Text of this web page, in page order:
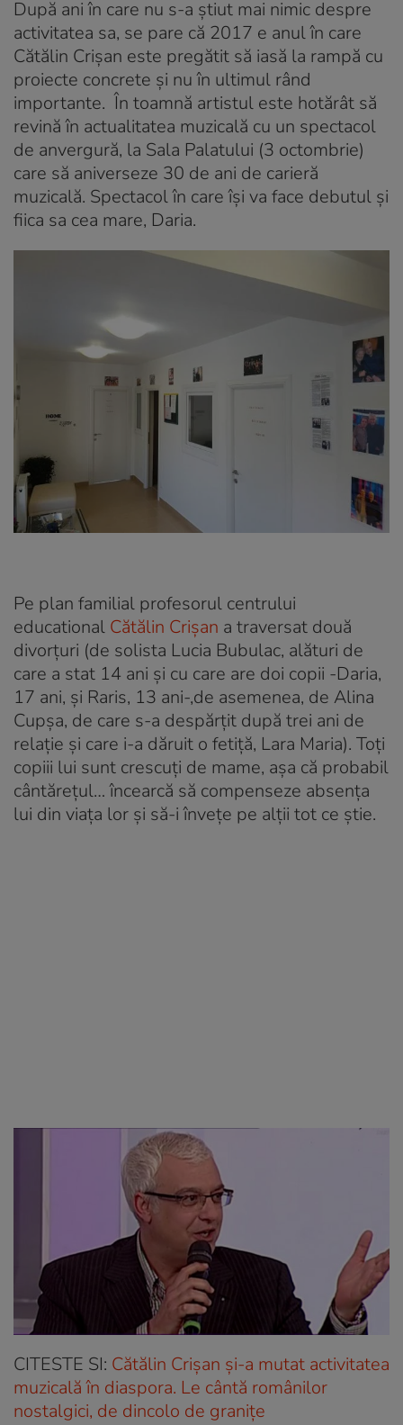
După ani în care nu s-a știut mai nimic despre
activitatea sa, se pare că 2017 e anul în care
Cătălin Crișan este pregătit să iasă la rampă cu
proiecte concrete și nu în ultimul rând
importante. În toamnă artistul este hotărât să
revină în actualitatea muzicală cu un spectacol
de anvergură, la Sala Palatului (3 octombrie)
care să aniverseze 30 de ani de carieră
muzicală. Spectacol în care își va face debutul și
fiica sa cea mare, Daria.
Pe plan familial profesorul centrului
educational Cătălin Crișan a traversat două
divorțuri (de solista Lucia Bubulac, alături de
care a stat 14 ani și cu care are doi copii -Daria,
17 ani, și Raris, 13 ani-,de asemenea, de Alina
Cupșa, de care s-a despărțit după trei ani de
relație și care i-a dăruit o fetiță, Lara Maria). Toți
copiii lui sunt crescuți de mame, așa că probabil
cântărețul… încearcă să compenseze absența
lui din viața lor și să-i învețe pe alții tot ce știe.
CITESTE SI: Cătălin Crișan și-a mutat activitatea
muzicală în diaspora. Le cântă românilor
nostalgici, de dincolo de granițe